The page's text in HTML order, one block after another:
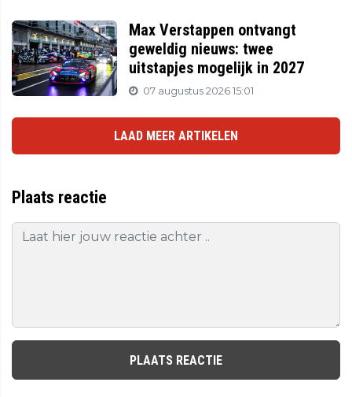
Max Verstappen ontvangt
geweldig nieuws: twee
uitstapjes mogelijk in 2027
07 augustus 2026 15:01
LAAD MEER ARTIKELEN
Plaats reactie
PLAATS REACTIE